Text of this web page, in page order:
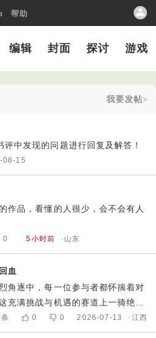
帮助
编辑 封面 探讨 游戏
我要发帖>
中发现的问题进行回复及解答！
08-15
品，看懂的人很少，会不会有人
0 5小时前 ·山东
血
逐中，每一位参与者都怀揣着对
充满挑战与机遇的赛道上一骑绝
然而，面对变幻莫测的局势，如何
正的赢家？今天，就为大家带来一
条 0 0 2026-07-13 ·江西